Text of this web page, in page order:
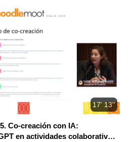
17' 13''
Co-creación con IA:
en actividades colaborativas